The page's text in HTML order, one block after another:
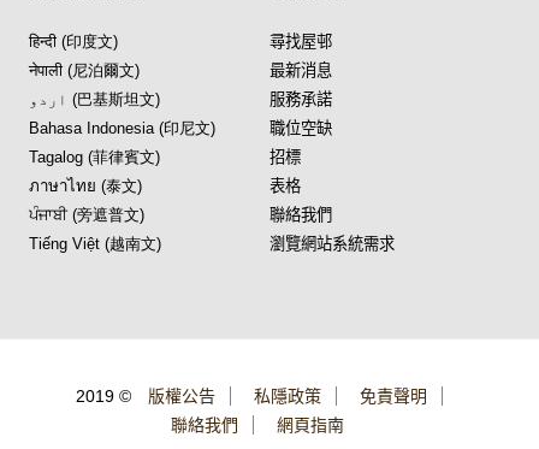
हिन्दी (印度文)
नेपाली (尼泊爾文)
اردو (巴基斯坦文)
Bahasa Indonesia (印尼文)
Tagalog (菲律賓文)
ภาษาไทย (泰文)
ਪੰਜਾਬੀ (旁遮普文)
Tiếng Việt (越南文)
尋找屋邨
最新消息
服務承諾
職位空缺
招標
表格
聯絡我們
瀏覽網站系統需求
2019 © 版權公告 私隱政策
免責聲明
聯絡我們
網頁指南